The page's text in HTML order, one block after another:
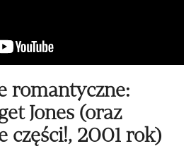
romantyczne:
Jones (oraz
części!, 2001 rok)